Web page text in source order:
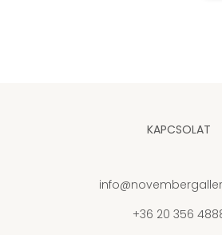
KAPCSOLAT
+36 20 356